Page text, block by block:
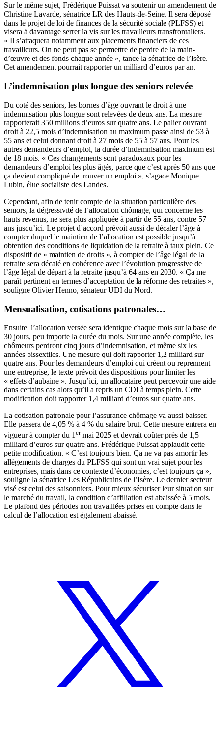
Sur le même sujet, Frédérique Puissat va soutenir un amendement de
Christine Lavarde, sénatrice LR des Hauts-de-Seine. Il sera déposé
dans le projet de loi de finances de la sécurité sociale (PLFSS) et
visera à davantage serrer la vis sur les travailleurs transfrontaliers.
« Il s’attaquera notamment aux placements financiers de ces
travailleurs. On ne peut pas se permettre de perdre de la main-
d’œuvre et des fonds chaque année », tance la sénatrice de l’Isère.
Cet amendement pourrait rapporter un milliard d’euros par an.
L’indemnisation plus longue des seniors relevée
Du coté des seniors, les bornes d’âge ouvrant le droit à une
indemnisation plus longue sont relevées de deux ans. La mesure
rapporterait 350 millions d’euros sur quatre ans. Le palier ouvrant
droit à 22,5 mois d’indemnisation au maximum passe ainsi de 53 à
55 ans et celui donnant droit à 27 mois de 55 à 57 ans. Pour les
autres demandeurs d’emploi, la durée d’indemnisation maximum est
de 18 mois. « Ces changements sont paradoxaux pour les
demandeurs d’emploi les plus âgés, parce que c’est après 50 ans que
ça devient compliqué de trouver un emploi », s’agace Monique
Lubin, élue socialiste des Landes.
Cependant, afin de tenir compte de la situation particulière des
seniors, la dégressivité de l’allocation chômage, qui concerne les
hauts revenus, ne sera plus appliquée à partir de 55 ans, contre 57
ans jusqu’ici. Le projet d’accord prévoit aussi de décaler l’âge à
compter duquel le maintien de l’allocation est possible jusqu’à
obtention des conditions de liquidation de la retraite à taux plein. Ce
dispositif de « maintien de droits », à compter de l’âge légal de la
retraite sera décalé en cohérence avec l’évolution progressive de
l’âge légal de départ à la retraite jusqu’à 64 ans en 2030. « Ça me
paraît pertinent en termes d’acceptation de la réforme des retraites »,
souligne Olivier Henno, sénateur UDI du Nord.
Mensualisation, cotisations patronales…
Ensuite, l’allocation versée sera identique chaque mois sur la base de
30 jours, peu importe la durée du mois. Sur une année complète, les
chômeurs perdront cinq jours d’indemnisation, et même six les
années bissextiles. Une mesure qui doit rapporter 1,2 milliard sur
quatre ans. Pour les demandeurs d’emploi qui créent ou reprennent
une entreprise, le texte prévoit des dispositions pour limiter les
« effets d’aubaine ». Jusqu’ici, un allocataire peut percevoir une aide
dans certains cas alors qu’il a repris un CDI à temps plein. Cette
modification doit rapporter 1,4 milliard d’euros sur quatre ans.
La cotisation patronale pour l’assurance chômage va aussi baisser.
Elle passera de 4,05 % à 4 % du salaire brut. Cette mesure entrera en
vigueur à compter du 1ermai 2025 et devrait coûter près de 1,5
milliard d’euros sur quatre ans. Frédérique Puissat applaudit cette
petite modification. « C’est toujours bien. Ça ne va pas amortir les
allègements de charges du PLFSS qui sont un vrai sujet pour les
entreprises, mais dans ce contexte d’économies, c’est toujours ça »,
souligne la sénatrice Les Républicains de l’Isère. Le dernier secteur
visé est celui des saisonniers. Pour mieux sécuriser leur situation sur
le marché du travail, la condition d’affiliation est abaissée à 5 mois.
Le plafond des périodes non travaillées prises en compte dans le
calcul de l’allocation est également abaissé.